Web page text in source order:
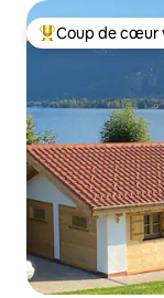
Coup de cœur
Coup de cœur